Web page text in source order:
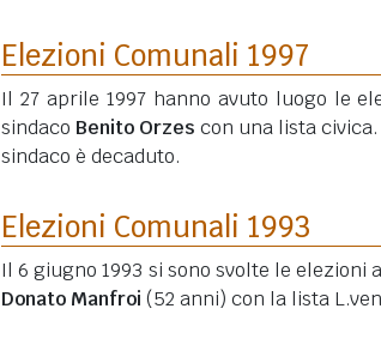
Elezioni Comunali 1997
Il 27 aprile 1997 hanno avuto luogo le
sindaco Benito Orzes con una lista
sindaco è decaduto.
Elezioni Comunali 1993
Il 6 giugno 1993 si sono svolte le
Donato Manfroi (52 anni) con la lista